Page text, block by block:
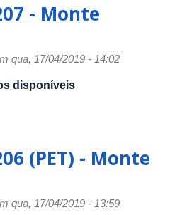
- Monte
qua, 17/04/2019 - 14:02
disponíveis
(PET) - Monte
qua, 17/04/2019 - 13:59